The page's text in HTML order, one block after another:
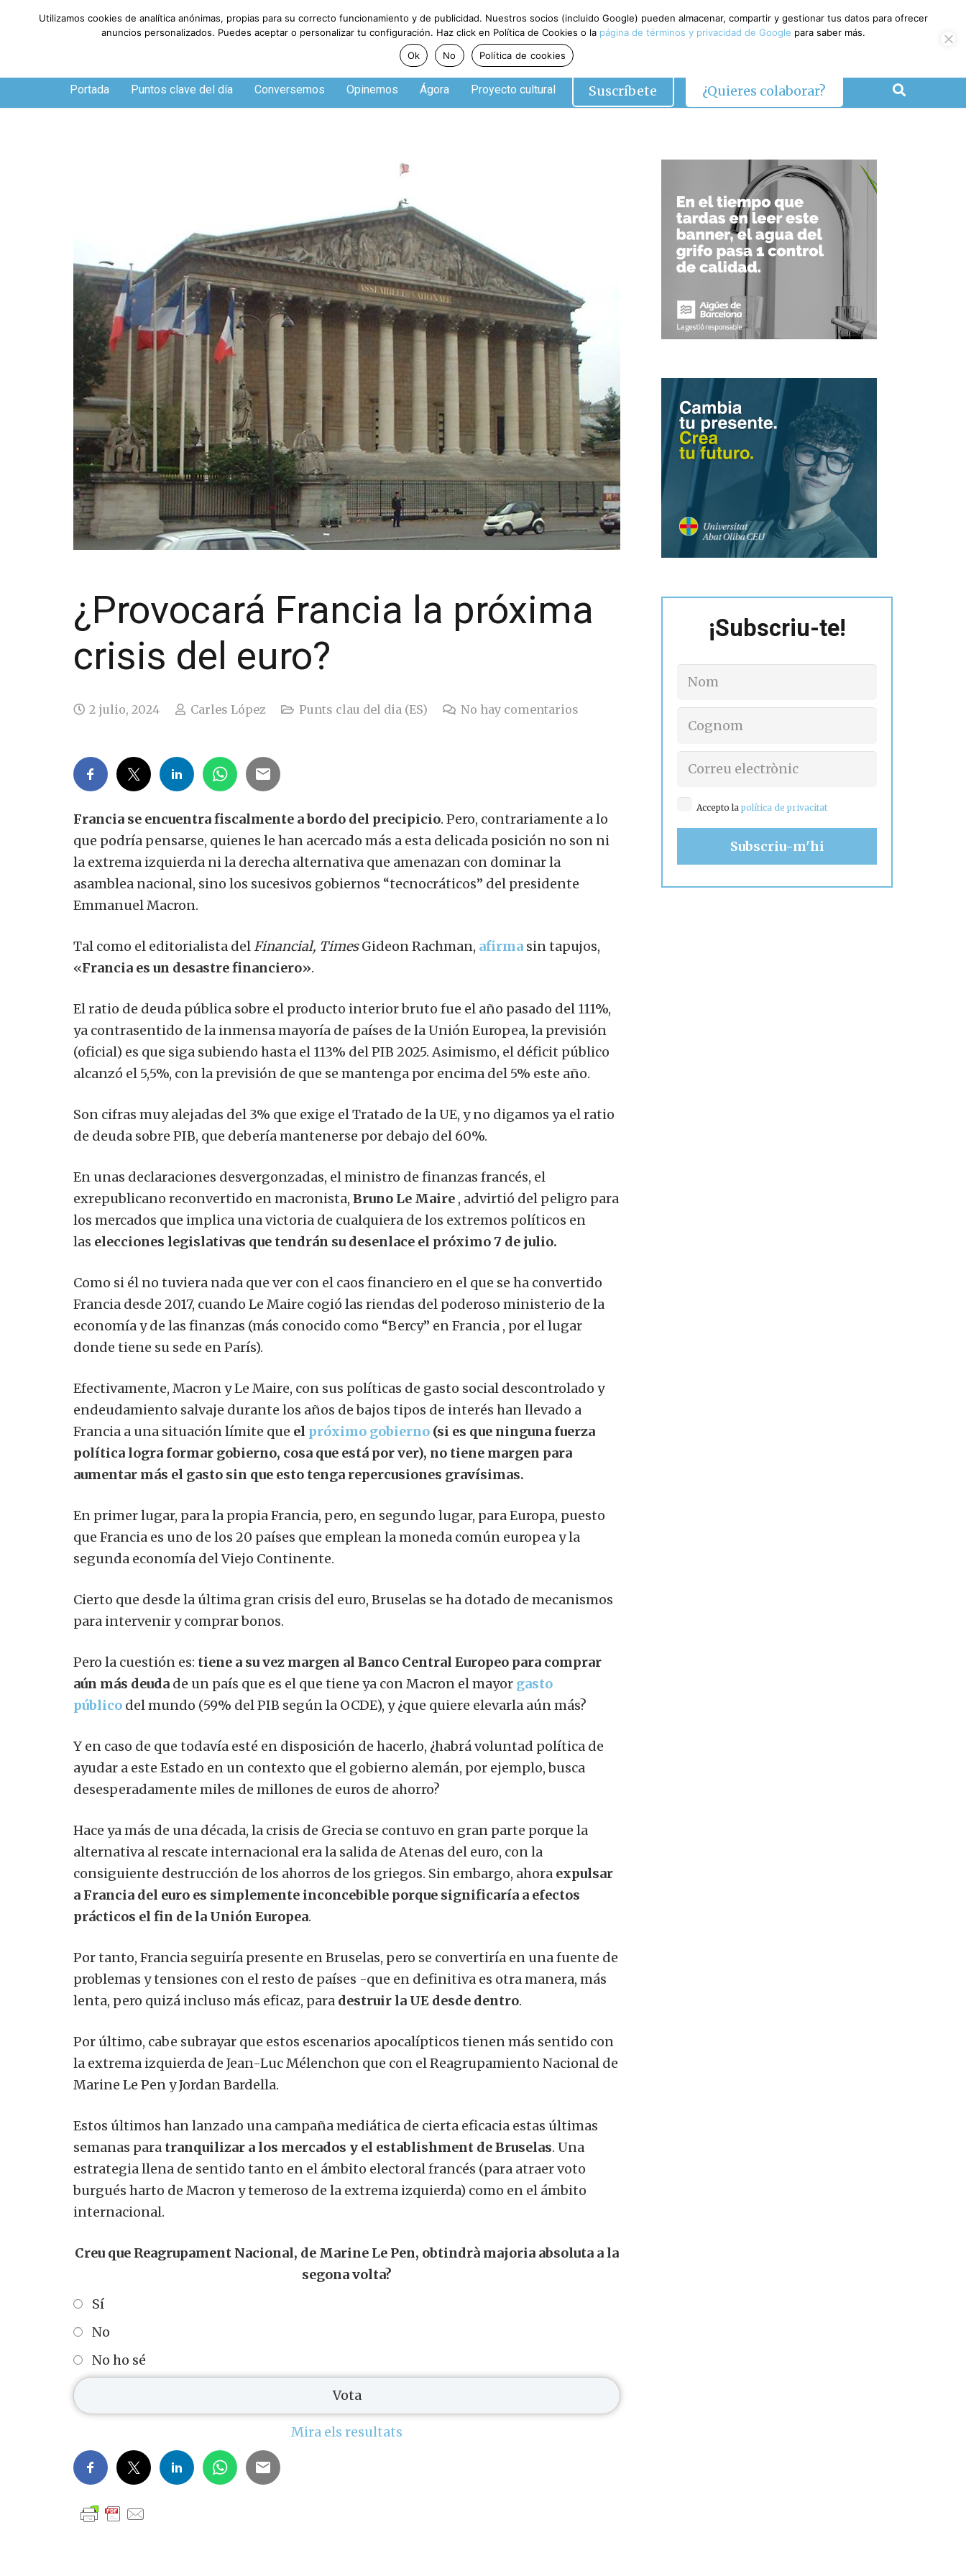
Jueves, 6 de agosto de 2026
Portada Puntos clave del día Conversemos Opinemos Ágora Proyecto cultural Suscríbete ¿Quieres colaborar?
¿Provocará Francia la próxima
crisis del euro?
2 julio, 2024 Carles López Punts clau del dia (ES) No hay comentarios
Francia se encuentra fiscalmente a bordo del precipicio. Pero, contrariamente a lo
que podría pensarse, quienes le han acercado más a esta delicada posición no son ni
la extrema izquierda ni la derecha alternativa que amenazan con dominar la
asamblea nacional, sino los sucesivos gobiernos “tecnocráticos” del presidente
Emmanuel Macron.
Tal como el editorialista del Financial, TimesGideon Rachman, afirma sin tapujos,
«Francia es un desastre financiero».
El ratio de deuda pública sobre el producto interior bruto fue el año pasado del 111%,
ya contrasentido de la inmensa mayoría de países de la Unión Europea, la previsión
(oficial) es que siga subiendo hasta el 113% del PIB 2025. Asimismo, el déficit público
alcanzó el 5,5%, con la previsión de que se mantenga por encima del 5% este año.
Son cifras muy alejadas del 3% que exige el Tratado de la UE, y no digamos ya el ratio
de deuda sobre PIB, que debería mantenerse por debajo del 60%.
En unas declaraciones desvergonzadas, el ministro de finanzas francés, el
exrepublicano reconvertido en macronista, Bruno Le Maire , advirtió del peligro para
los mercados que implica una victoria de cualquiera de los extremos políticos en
las elecciones legislativas que tendrán su desenlace el próximo 7 de julio.
Como si él no tuviera nada que ver con el caos financiero en el que se ha convertido
Francia desde 2017, cuando Le Maire cogió las riendas del poderoso ministerio de la
economía y de las finanzas (más conocido como “Bercy” en Francia , por el lugar
donde tiene su sede en París).
Efectivamente, Macron y Le Maire, con sus políticas de gasto social descontrolado y
endeudamiento salvaje durante los años de bajos tipos de interés han llevado a
Francia a una situación límite que el próximo gobierno (si es que ninguna fuerza
política logra formar gobierno, cosa que está por ver), no tiene margen para
aumentar más el gasto sin que esto tenga repercusiones gravísimas.
En primer lugar, para la propia Francia, pero, en segundo lugar, para Europa, puesto
que Francia es uno de los 20 países que emplean la moneda común europea y la
segunda economía del Viejo Continente.
Cierto que desde la última gran crisis del euro, Bruselas se ha dotado de mecanismos
para intervenir y comprar bonos.
Pero la cuestión es: tiene a su vez margen al Banco Central Europeo para comprar
aún más deuda de un país que es el que tiene ya con Macron el mayor gasto
público del mundo (59% del PIB según la OCDE), y ¿que quiere elevarla aún más?
Y en caso de que todavía esté en disposición de hacerlo, ¿habrá voluntad política de
ayudar a este Estado en un contexto que el gobierno alemán, por ejemplo, busca
desesperadamente miles de millones de euros de ahorro?
Hace ya más de una década, la crisis de Grecia se contuvo en gran parte porque la
alternativa al rescate internacional era la salida de Atenas del euro, con la
consiguiente destrucción de los ahorros de los griegos. Sin embargo, ahora expulsar
a Francia del euro es simplemente inconcebible porque significaría a efectos
prácticos el fin de la Unión Europea.
Por tanto, Francia seguiría presente en Bruselas, pero se convertiría en una fuente de
problemas y tensiones con el resto de países -que en definitiva es otra manera, más
lenta, pero quizá incluso más eficaz, para destruir la UE desde dentro.
Por último, cabe subrayar que estos escenarios apocalípticos tienen más sentido con
la extrema izquierda de Jean-Luc Mélenchon que con el Reagrupamiento Nacional de
Marine Le Pen y Jordan Bardella.
Estos últimos han lanzado una campaña mediática de cierta eficacia estas últimas
semanas para tranquilizar a los mercados y el establishment de Bruselas. Una
estrategia llena de sentido tanto en el ámbito electoral francés (para atraer voto
burgués harto de Macron y temeroso de la extrema izquierda) como en el ámbito
internacional.
Creu que Reagrupament Nacional, de Marine Le Pen, obtindrà majoria absoluta a la
segona volta?
Sí
No
No ho sé
Mira els resultats
¡Subscriu-te!
Accepto lapolítica de privacitat
Utilizamos cookies de analítica anónimas, propias para su correcto funcionamiento y de publicidad. Nuestros socios (incluido Google) pueden almacenar, compartir y gestionar tus datos para ofrecer
anuncios personalizados. Puedes aceptar o personalizar tu configuración. Haz click en Política de Cookies o la página de términos y privacidad de Google para saber más.
Ok
No Política de cookies